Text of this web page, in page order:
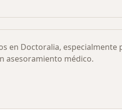
en Doctoralia,
asesoramiento médico.